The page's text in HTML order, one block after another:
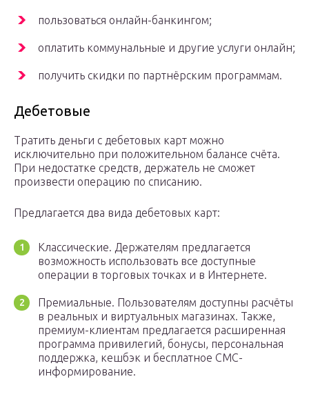
пользоваться онлайн-банкингом;
оплатить коммунальные и другие услуги онлайн;
получить скидки по партнёрским программам.
Дебетовые
Тратить деньги с дебетовых карт можно
исключительно при положительном балансе счёта.
При недостатке средств, держатель не сможет
произвести операцию по списанию.
Предлагается два вида дебетовых карт:
Классические. Держателям предлагается
возможность использовать все доступные
операции в торговых точках и в Интернете.
Премиальные. Пользователям доступны расчёты
в реальных и виртуальных магазинах. Также,
премиум-клиентам предлагается расширенная
программа привилегий, бонусы, персональная
поддержка, кешбэк и бесплатное СМС-
информирование.